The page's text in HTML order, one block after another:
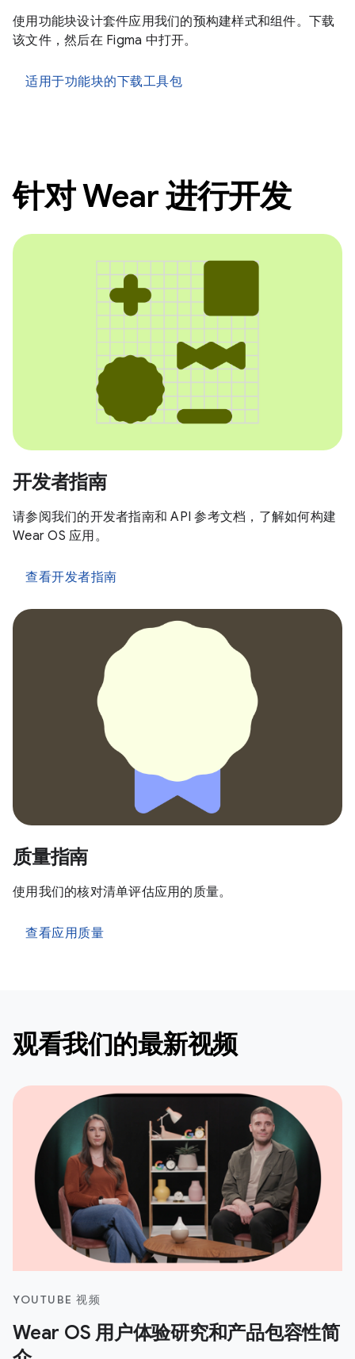
使用功能块设计套件应用我们的预构建样式和组件。下载
该文件，然后在 Figma 中打开。
适用于功能块的下载工具包
针对 Wear 进行开发
开发者指南
请参阅我们的开发者指南和 API 参考文档，了解如何构建
Wear OS 应用。
查看开发者指南
质量指南
使用我们的核对清单评估应用的质量。
查看应用质量
观看我们的最新视频
YOUTUBE 视频
Wear OS 用户体验研究和产品包容性简